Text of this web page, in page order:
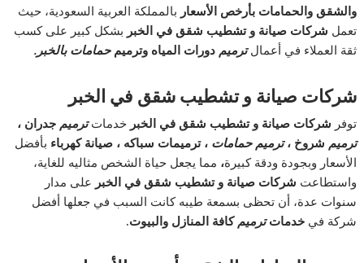
والشقق والحمامات بأرخص الأسعار بالمملكة العربية السعودية، حيث
تعمل شركات صيانة و تشطيب شقق في الخبر بشكل كبير على كسب
ثقة العملاء في أعمالترميم دورات المياه وترميمحمامات بالخبر.
شركات صيانة و تشطيب شقق في الخبر
توفر شركات صيانة و تشطيب شقق في الخبر خدماتترميم جدران ،
ترميم شروخ ،ترميم حمامات ، ترميمات سباكه ، صيانة كهرباء بأفضل
الأسعار وبجودة ودقة كبيرة، مما يجعل حياة الشخص مثاليه للغاية،
واستطاعت شركات صيانة و تشطيب شقق في الخبر على مدار
سنوات عدة، أن تحظى بسمعة طيبه كانت السبب في جعلها أفضل
شركة فيخدماتترميم كافة المنازل والبيوت.